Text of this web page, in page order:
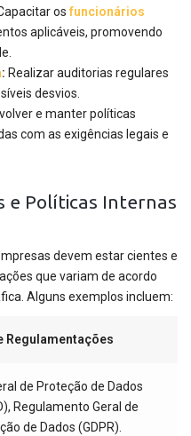
os funcionários
aplicáveis, promovendo
: Realizar auditorias regulares
desvios.
e manter políticas
com as exigências legais e
e Políticas Internas
devem estar cientes e
que variam de acordo
Alguns exemplos incluem:
Regulamentações
de Proteção de Dados
Regulamento Geral de
de Dados (GDPR).